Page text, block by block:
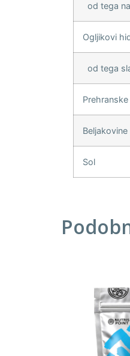
od tega
Ogljikovi
od tega
Beljakovine
Sol